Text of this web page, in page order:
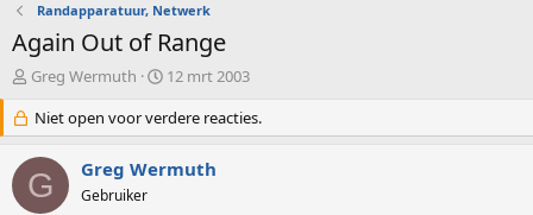
Randapparatuur, Netwerk
Again Out of Range
O
d
e
r
w
e
Greg Wermuth
S
a
r
d
12 mrt 2003
Niet open voor verdere reacties.
G Greg Wermuth
Gebruiker